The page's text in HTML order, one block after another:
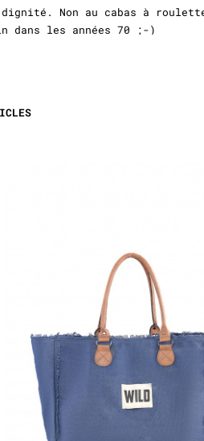
Non au cabas à
dans les années 70 ;-)
On disperse négligemment
?
le glissez dans votresac
femmes puissantes. Quel
envie…
la plage ! Non pas qu’il aime
qui affinera votre style
Victoria ou votre
avec nos robes longues